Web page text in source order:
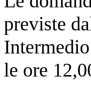
previste
le ore